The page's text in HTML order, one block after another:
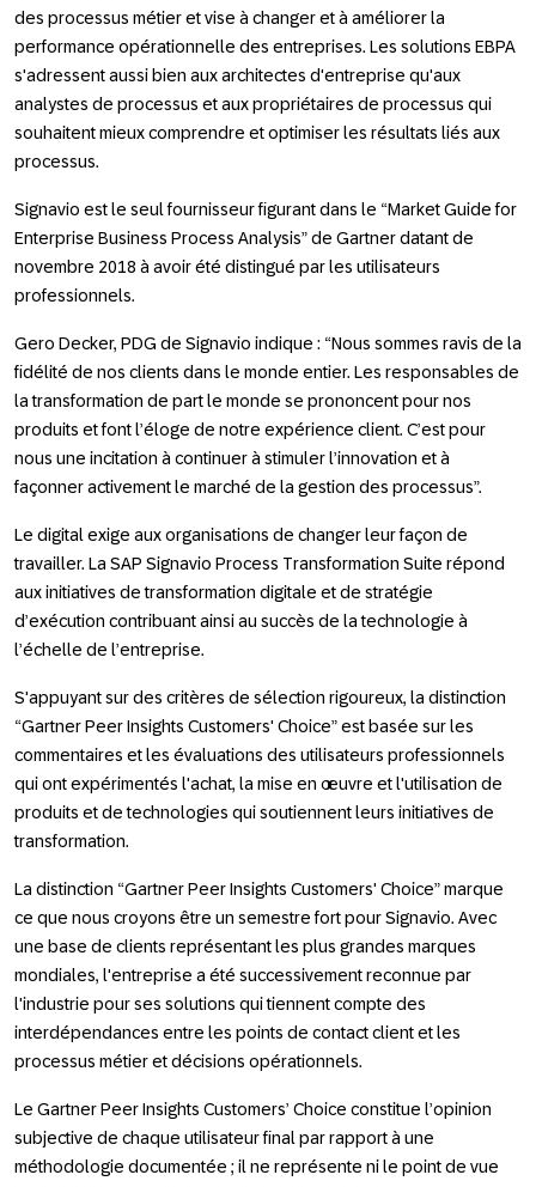
des processus métier et vise à changer et à améliorer la
performance opérationnelle des entreprises. Les solutions EBPA
s'adressent aussi bien aux architectes d'entreprise qu'aux
analystes de processus et aux propriétaires de processus qui
souhaitent mieux comprendre et optimiser les résultats liés aux
processus.
Signavio est le seul fournisseur figurant dans le “Market Guide for
Enterprise Business Process Analysis” de Gartner datant de
novembre 2018 à avoir été distingué par les utilisateurs
professionnels.
Gero Decker, PDG de Signavio indique : “Nous sommes ravis de la
fidélité de nos clients dans le monde entier. Les responsables de
la transformation de part le monde se prononcent pour nos
produits et font l’éloge de notre expérience client. C’est pour
nous une incitation à continuer à stimuler l’innovation et à
façonner activement le marché de la gestion des processus”.
Le digital exige aux organisations de changer leur façon de
travailler. La SAP Signavio Process Transformation Suite répond
aux initiatives de transformation digitale et de stratégie
d’exécution contribuant ainsi au succès de la technologie à
l’échelle de l’entreprise.
S'appuyant sur des critères de sélection rigoureux, la distinction
“Gartner Peer Insights Customers' Choice” est basée sur les
commentaires et les évaluations des utilisateurs professionnels
qui ont expérimentés l'achat, la mise en œuvre et l'utilisation de
produits et de technologies qui soutiennent leurs initiatives de
transformation.
La distinction “Gartner Peer Insights Customers' Choice” marque
ce que nous croyons être un semestre fort pour Signavio. Avec
une base de clients représentant les plus grandes marques
mondiales, l'entreprise a été successivement reconnue par
l'industrie pour ses solutions qui tiennent compte des
interdépendances entre les points de contact client et les
processus métier et décisions opérationnels.
Le Gartner Peer Insights Customers’ Choice constitue l’opinion
subjective de chaque utilisateur final par rapport à une
méthodologie documentée ; il ne représente ni le point de vue